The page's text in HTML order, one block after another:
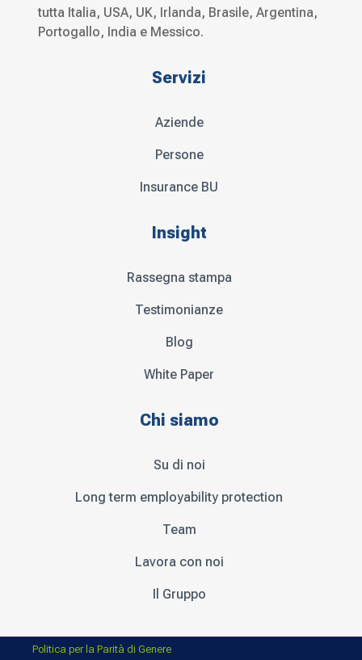
tutta Italia, USA, UK, Irlanda, Brasile, Argentina,
Portogallo, India e Messico.
Servizi
Aziende
Persone
Insurance BU
Insight
Rassegna stampa
Testimonianze
Blog
White Paper
Chi siamo
Su di noi
Long term employability protection
Team
Lavora con noi
Il Gruppo
Politica per la Parità di Genere